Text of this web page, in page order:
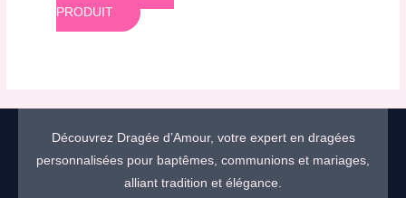
PRODUIT
Découvrez Dragée d’Amour, votre expert en dragées
personnalisées pour baptêmes, communions et mariages,
alliant tradition et élégance.